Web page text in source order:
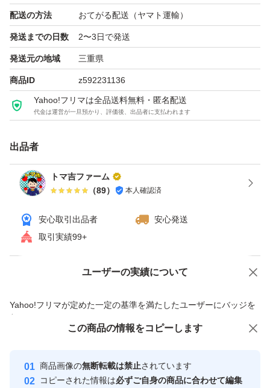
[受け取り方法について]
いします。
受け取り方法は送る側から指定は出来ません。お手数です
が、ご購入者様側で対面受け取りを設定していただきます
なお、置き配で受け取られた場合のトラブルに関しまして
は対応しかねます。
到着後、箱の破損やトマトに沢山の痛みや潰れがあった場
合は補償の対象となりますので、評価前にご連絡下さい。
配送の方法 おてがる配送（ヤマト運輸）
発送までの日数 2〜3日で発送
発送元の地域 三重県
商品ID z592231136
Yahoo!フリマは全品送料無料・匿名配送
代金は運営が一旦預かり、評価後、出品者に支払われます
出品者
トマ吉ファーム
（89） 本人確認済
安心取引出品者
安心発送
取引実績99+
ユーザーの実績について
Yahoo!フリマが定めた一定の基準を満たしたユーザーにバッジを
付与しています
安心取引出品者
心・安全なユーザーです
価格の相談 商品への質問
この商品の情報をコピーします
商品画像の無断転載は禁止されています
コピーされた情報は必ずご自身の商品に合わせて編集
この商品をみている人にオススメ